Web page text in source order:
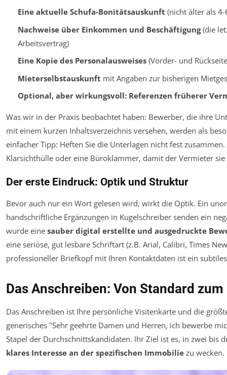
Eine aktuelle Schufa-Bonitätsauskunft (nicht älter als 4-
Nachweise über Einkommen und Beschäftigung(die
Arbeitsvertrag)
Eine Kopie des Personalausweises(Vorder- und
Mieterselbstauskunft mit Angaben zur bisherigen
Optional, aber wirkungsvoll: Referenzen früherer
Was wir in der Praxis beobachtet haben: Bewerber, die ihre
mit einem kurzen Inhaltsverzeichnis versehen, werden als
einfacher Tipp: Heften Sie die Unterlagen nicht fest
Klarsichthülle oder eine Büroklammer, damit der Vermieter
Der erste Eindruck: Optik und Struktur
Bevor auch nur ein Wort gelesen wird, wirkt die Optik. Ein
handschriftliche Ergänzungen in Kugelschreiber senden ein
wurde eine sauber digital erstellte und ausgedruckte
eine seriöse, gut lesbare Schriftart (z.B. Arial, Calibri, Times
professioneller Briefkopf mit Ihren Kontaktdaten ist ein
Das Anschreiben: Von Standard
Das Anschreiben ist Ihre persönliche Visitenkarte und die
generisches "Sehr geehrte Damen und Herren, ich bewerbe
Stapel der Durchschnittskandidaten. Ihr Ziel ist es, in zwei bis
klares Interesse an der spezifischen Immobilie zu wecken.